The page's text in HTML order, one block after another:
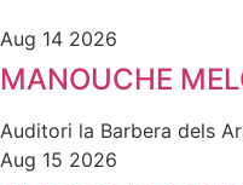
Aug 14 2026
MANOUCHE
Auditori la Barbera dels
Aug 15 2026